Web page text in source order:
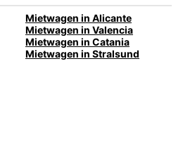
Mietwagen in Alicante
Mietwagen in Valencia
Mietwagen in Catania
Mietwagen in Stralsund